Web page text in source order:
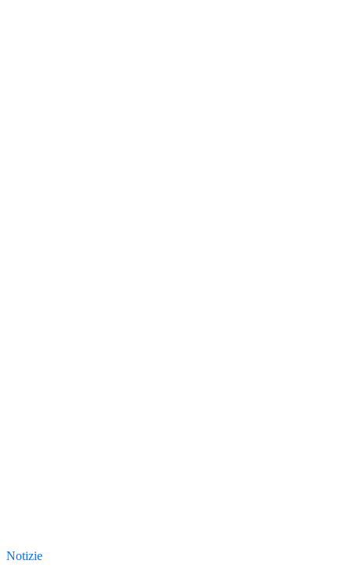
Notizie